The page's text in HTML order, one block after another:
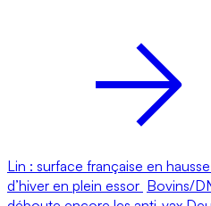
Lin : surface française en
d’hiver en plein essor Bovins/